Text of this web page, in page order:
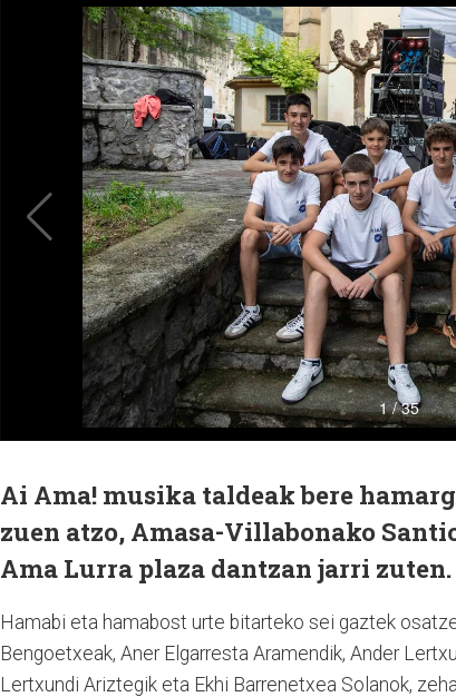
Ai Ama! musika taldeak bere
zuen atzo, Amasa-Villabonako
Ama Lurra plaza dantzan jarri zuten.
Hamabi eta hamabost urte bitarteko sei gaztek
Bengoetxeak, Aner Elgarresta Aramendik, Ander
Lertxundi Ariztegik eta Ekhi Barrenetxea Solanok,